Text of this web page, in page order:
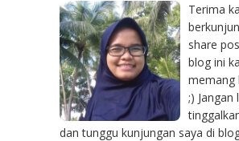
Terima
share
blog ini
memang
;) Jangan
dan tunggu kunjungan saya di